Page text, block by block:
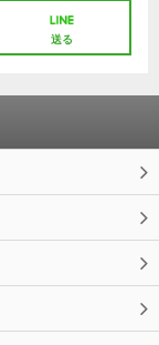
送る